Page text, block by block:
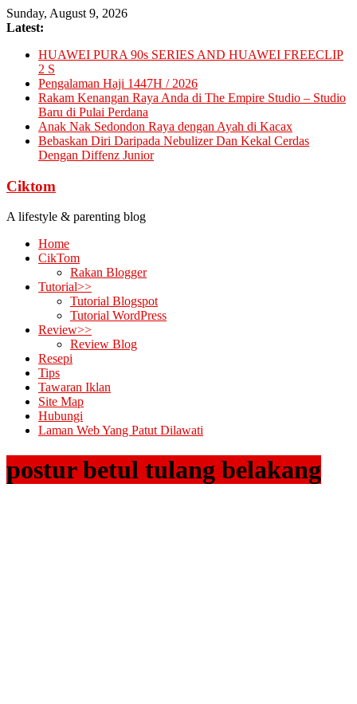
Skip
to
Sunday, August 9, 2026
Latest:
HUAWEI PURA 90s SERIES AND HUAWEI FREECLIP
2 S
Pengalaman Haji 1447H / 2026
Rakam Kenangan Raya Anda di The Empire Studio – Studio
Baru di Pulai Perdana
Anak Nak Sedondon Raya dengan Ayah di Kacax
Bebaskan Diri Daripada Nebulizer Dan Kekal Cerdas
Dengan Diffenz Junior
Ciktom
A lifestyle & parenting blog
Home
CikTom
Rakan Blogger
Tutorial>>
Tutorial Blogspot
Tutorial WordPress
Review>>
Review Blog
Resepi
Tips
Tawaran Iklan
Site Map
Hubungi
Laman Web Yang Patut Dilawati
postur betul tulang belakang